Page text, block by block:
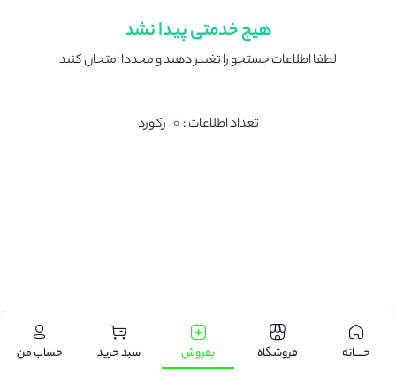
هیچ خدمتی پیدا نشد
لطفا اطلاعات جستجو را تغییر دهید و مجددا امتحان کنید
تعداد اطلاعات : 0 رکورد
خـــــانه فروشگاه بفروش سبد خرید حساب من